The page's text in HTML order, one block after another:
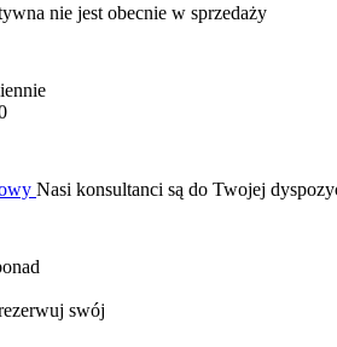
nie jest obecnie w sprzedaży
Nasi konsultanci są do Twojej
swój